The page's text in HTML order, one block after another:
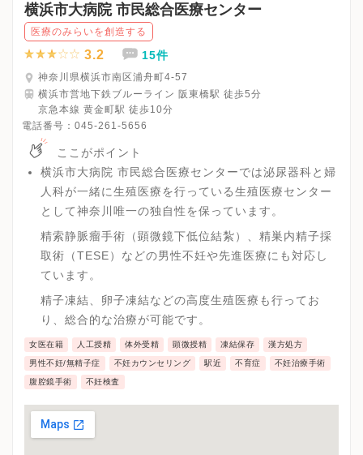
横浜市大病院 市民総合医療センター
医療のみらいを創造する
3.2 15件
神奈川県横浜市南区浦舟町4-57
横浜市営地下鉄ブルーライン 阪東橋駅 徒歩5分
京急本線 黄金町駅 徒歩10分
電話番号： 045-261-5656
ここがポイント
横浜市大病院 市民総合医療センターでは泌尿器科と婦
人科が一緒に生殖医療を行っている生殖医療センター
として神奈川唯一の独自性を保っています。
精索静脈瘤手術（顕微鏡下低位結紮）、精巣内精子採
取術（TESE）などの男性不妊や先進医療にも対応し
ています。
精子凍結、卵子凍結などの高度生殖医療も行ってお
り、総合的な治療が可能です。
女医在籍 人工授精 体外受精 顕微授精 凍結保存 漢方処方
男性不妊/無精子症 不妊カウンセリング 駅近 不育症 不妊治療手術
腹腔鏡手術 不妊検査